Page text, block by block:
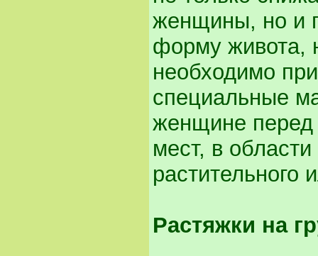
женщины, но и
форму живота,
необходимо
специальные
женщине перед
мест, в
растительного
Растяжки на